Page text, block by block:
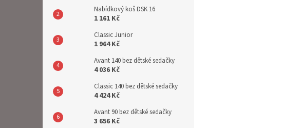
Nabídkový koš DSK 16
1 161 Kč
Classic Junior
1 964 Kč
Avant 140 bez dětské sedačky
4 036 Kč
Classic 140 bez dětské sedačky
4 424 Kč
Avant 90 bez dětské sedačky
3 656 Kč